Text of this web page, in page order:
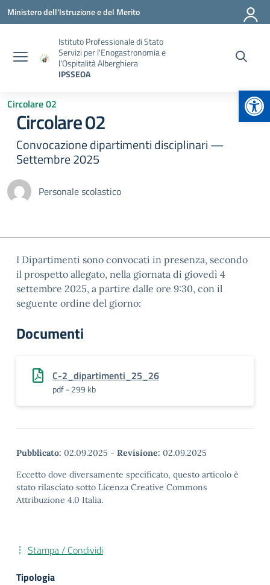
Vai ai contenuti
Vai al menu di navigazione
Vai al footer
Ministero dell'Istruzione e del Merito
Istituto Professionale di Stato
Servizi per l'Enogastronomia e
l'Ospitalità Alberghiera
IPSSEOA
Circolare 02
Circolare 02
Convocazione dipartimenti disciplinari —
Settembre 2025
Personale scolastico
I Dipartimenti sono convocati in presenza, secondo
il prospetto allegato, nella giornata di giovedì 4
settembre 2025, a partire dalle ore 9:30, con il
seguente ordine del giorno:
Documenti
C-2_dipartimenti_25_26
pdf - 299 kb
Pubblicato: 02.09.2025 - Revisione: 02.09.2025
Eccetto dove diversamente specificato, questo articolo è
stato rilasciato sotto Licenza Creative Commons
Attribuzione 4.0 Italia.
Stampa / Condividi
Tipologia